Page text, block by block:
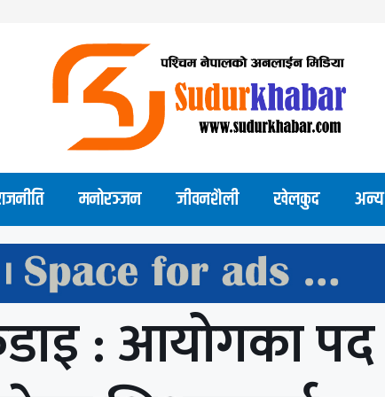
मनोरञ्जन जीवनशैली खेलकुद अन्य
: आयोगका पद